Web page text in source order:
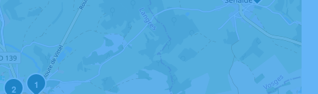
1
2